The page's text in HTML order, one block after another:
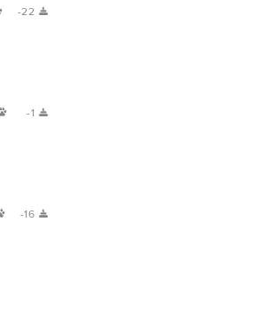
-22
-1
-16